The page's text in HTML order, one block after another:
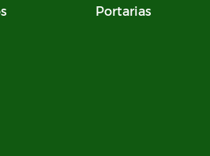
Portarias